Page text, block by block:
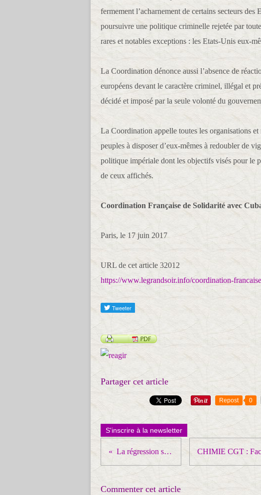
fermement l’acharnement de certains secteurs
poursuivre une politique criminelle rejetée par
rares et notables exceptions : les Etats-Unis eux-
La Coordination dénonce aussi l’absence de
européens devant le caractère criminel, illégal et
décidé et imposé par la seule volonté du
La Coordination appelle toutes les organisations
peuples à disposer d’eux-mêmes à redoubler de
politique impériale dont les objectifs visés pour le
de ceux affichés.
Coordination Française de Solidarité avec
Paris, le 17 juin 2017
URL de cet article 32012
https://www.legrandsoir.info/coordination-
Partager cet article
Repost 0
S'inscrire à la newsletter
La régression sociale, c'est non !
Commenter cet article